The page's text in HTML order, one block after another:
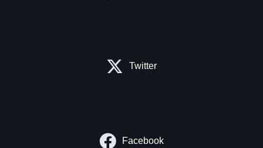
Twitter
Facebook